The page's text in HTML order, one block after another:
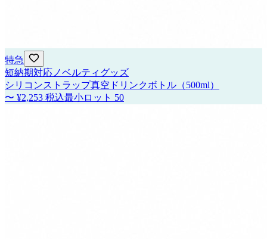
特急
短納期対応ノベルティグッズ
シリコンストラップ真空ドリンクボトル（500ml）
〜 ¥2,253 税込最小ロット 50